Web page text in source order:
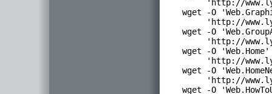
'http://
wget -O
'http://
wget -O
'http://
wget -O
'http://
wget -O
'http://
wget -O